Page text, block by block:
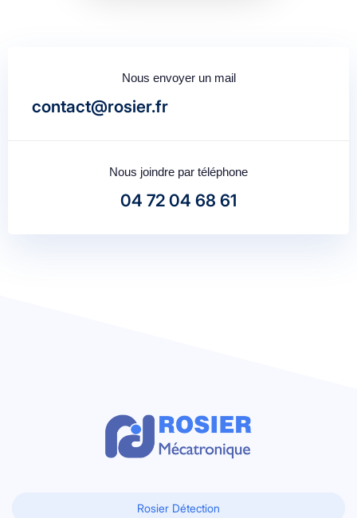
Nous envoyer un mail
contact@rosier.fr
Nous joindre par téléphone
04 72 04 68 61
Rosier Détection